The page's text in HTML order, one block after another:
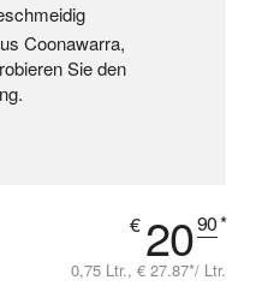
Coonawarra,
Sie den
€ 2090*
0,75 Ltr., € 27.87*/ Ltr.